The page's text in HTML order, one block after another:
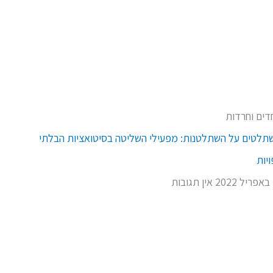
וחרדות
על השתלטנות: מפעילי השליטה בסיטואציות הבלתי
אין תגובות